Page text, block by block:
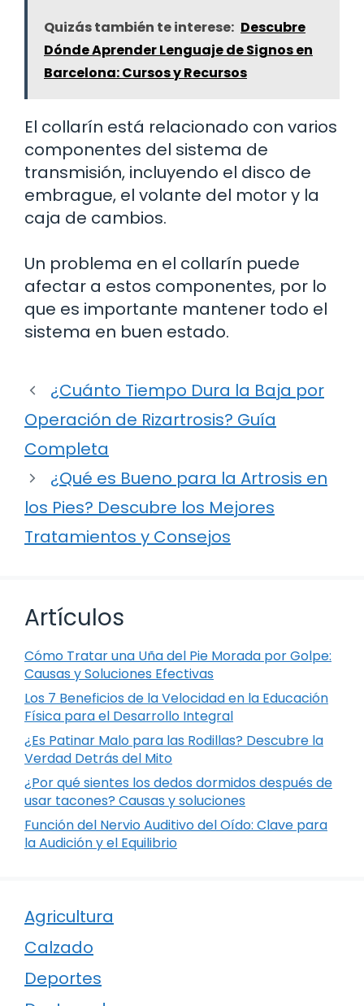
Quizás también te interese: Descubre
Dónde Aprender Lenguaje de Signos en
Barcelona: Cursos y Recursos
El collarín está relacionado con varios
componentes del sistema de
transmisión, incluyendo el disco de
embrague, el volante del motor y la
caja de cambios.
Un problema en el collarín puede
afectar a estos componentes, por lo
que es importante mantener todo el
sistema en buen estado.
¿Cuánto Tiempo Dura la Baja por
Operación de Rizartrosis? Guía
Completa
¿Qué es Bueno para la Artrosis en
los Pies? Descubre los Mejores
Tratamientos y Consejos
Artículos
Cómo Tratar una Uña del Pie Morada por Golpe:
Causas y Soluciones Efectivas
Los 7 Beneficios de la Velocidad en la Educación
Física para el Desarrollo Integral
¿Es Patinar Malo para las Rodillas? Descubre la
Verdad Detrás del Mito
¿Por qué sientes los dedos dormidos después de
usar tacones? Causas y soluciones
Función del Nervio Auditivo del Oído: Clave para
la Audición y el Equilibrio
Agricultura
Calzado
Deportes